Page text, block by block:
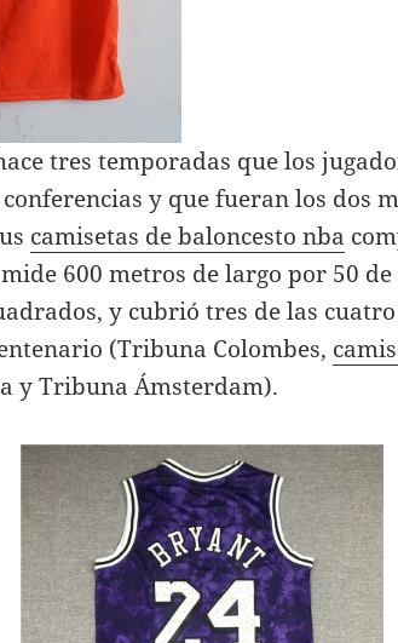
tres temporadas que los
y que fueran los dos
camisetas de baloncesto nba
600 metros de largo por 50
y cubrió tres de las
(Tribuna Colombes,
y Tribuna Ámsterdam).